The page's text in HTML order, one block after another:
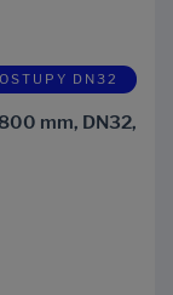
DN32
mm, DN32,